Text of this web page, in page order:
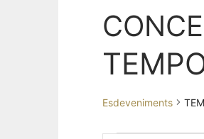
Esdeveniments